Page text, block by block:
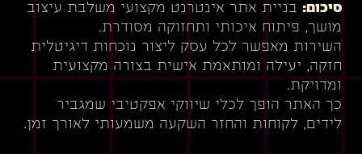
סיכום: בניית אתר אינטרנט מקצועי משלבת עיצוב
מושך, פיתוח איכותי ותחזוקה מסודרת.
השירות מאפשר לכל עסק ליצור נוכחות דיגיטלית
חזקה, יעילה ומותאמת אישית בצורה מקצועית
ומדויקת.
כך האתר הופך לכלי שיווקי אפקטיבי שמגביר
לידים, לקוחות והחזר השקעה משמעותי לאורך זמן.